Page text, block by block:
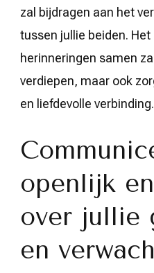
zal bijdragen aan het
tussen jullie beiden.
herinneringen samen
verdiepen, maar ook
en liefdevolle verbinding.
openlijk
over jullie
en